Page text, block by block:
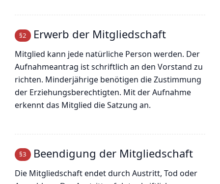
§2 Erwerb der Mitgliedschaft
Mitglied kann jede natürliche Person werden. Der
Aufnahmeantrag ist schriftlich an den Vorstand zu
richten. Minderjährige benötigen die Zustimmung
der Erziehungsberechtigten. Mit der Aufnahme
erkennt das Mitglied die Satzung an.
§3 Beendigung der Mitgliedschaft
Die Mitgliedschaft endet durch Austritt, Tod oder